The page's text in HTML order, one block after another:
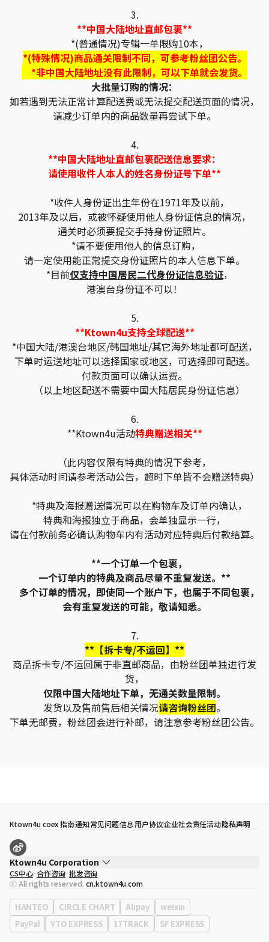
3.
**中国大陆地址直邮包裹**
*(普通情况)专辑一单限购10本，
*(特殊情况)商品通关限制不同，可参考粉丝团公告。
*非中国大陆地址没有此限制，可以下单就会发货。
大批量订购的情况：
如若遇到无法正常计算配送费或无法提交配送页面的情况，
请减少订单内的商品数量再尝试下单。
4.
**中国大陆地址直邮包裹配送信息要求：
请使用收件人本人的姓名身份证号下单**
*收件人身份证出生年份在1971年及以前，
2013年及以后，或被怀疑使用他人身份证信息的情况，
通关时必须要提交手持身份证照片。
*请不要使用他人的信息订购，
请一定使用能正常提交身份证照片的本人信息下单。
*目前仅支持中国居民二代身份证信息验证，
港澳台身份证不可以！
5.
**Ktown4u支持全球配送**
*中国大陆/港澳台地区/韩国地址/其它海外地址都可配送，
下单时运送地址可以选择国家或地区，可选择即可配送。
付款页面可以确认运费。
（以上地区配送不需要中国大陆居民身份证信息）
6.
**Ktown4u活动特典赠送相关**
（此内容仅限有特典的情况下参考，
具体活动时间请参考活动公告，超时下单皆不会赠送特典）
*特典及海报赠送情况可以在购物车及订单内确认，
特典和海报独立于商品，会单独显示一行，
请在付款前务必确认购物车内有活动对应特典后付款结算。
**一个订单一个包裹，
一个订单内的特典及商品尽量不重复发送。**
多个订单的情况，即使同一个账户下，也属于不同包裹，
会有重复发送的可能，敬请知悉。
7.
**【拆卡专/不运回】**
商品拆卡专/不运回属于非直邮商品，由粉丝团单独进行发
货，
仅限中国大陆地址下单，无通关数量限制。
发货以及售前售后相关情况请咨询粉丝团。
下单无邮费，粉丝团会进行补邮，请注意参考粉丝团公告。
Ktown4u coex 指南通知常见问题信息用户协议企业社会责任活动隐私声明
Ktown4u Corporation
代表
宋効珉
营业执照 120-87-71116
公司地址 首尔特别市 江南区 岭东大路 513号 3楼 （三成洞， coex)
CS中心 合作咨询 批发咨询
ⓒ All rights reserved. cn.ktown4u.com
HANTEO CIRCLE CHART Alipay
weixin
PayPal
YTO EXPRESS 17TRACK SF EXPRESS